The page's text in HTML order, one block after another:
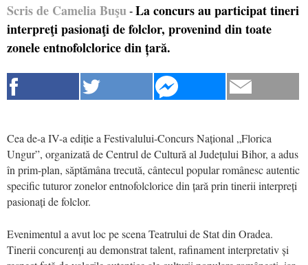
Scris de Camelia Buşu - La concurs au participat tineri
interpreţi pasionaţi de folclor, provenind din toate
zonele entnofolclorice din țară.
Cea de-a IV-a ediție a Festivalului-Concurs Național „Florica
Ungur”, organizată de Centrul de Cultură al Județului Bihor, a adus
în prim-plan, săptămâna trecută, cântecul popular românesc autentic
specific tuturor zonelor entnofolclorice din țară prin tinerii interpreți
pasionați de folclor.
Evenimentul a avut loc pe scena Teatrului de Stat din Oradea.
Tinerii concurenți au demonstrat talent, rafinament interpretativ și